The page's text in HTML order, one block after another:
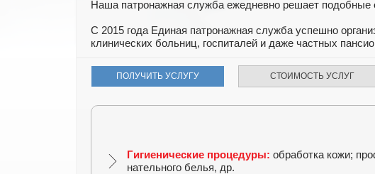
Наша патронажная служба ежедневно решает подобные
С 2015 года Единая патронажная служба успешно
клинических больниц, госпиталей и даже частных
ПОЛУЧИТЬ УСЛУГУ СТОИМОСТЬ УСЛУГ
Гигиенические процедуры: обработка кожи;
нательного белья, др.